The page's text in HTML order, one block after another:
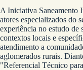
A Iniciativa Saneamento
atores especializados do
experiência no estudo de
contextos locais e
atendimento a
aglomerados rurais.
"Referencial Técnico